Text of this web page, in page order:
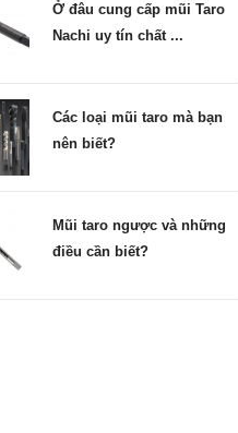
Ở đâu cung cấp mũi Taro
Nachi uy tín chất ...
Các loại mũi taro mà bạn
nên biết?
Mũi taro ngược và những
điều cần biết?